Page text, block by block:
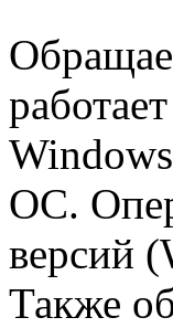
ОС.
версий
Также